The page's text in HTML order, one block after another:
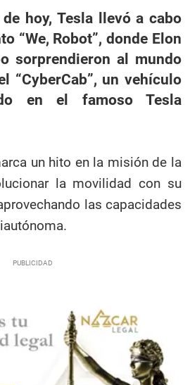
hoy, Tesla llevó a cabo
“We, Robot”, donde Elon
sorprendieron al mundo
“CyberCab”, un vehículo
en el famoso Tesla
un hito en la misión de la
la movilidad con su
las capacidades